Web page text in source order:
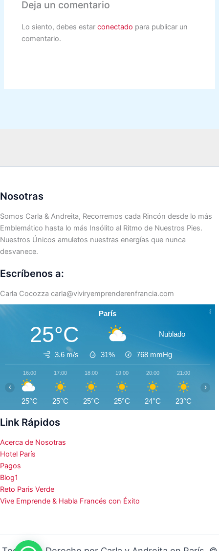
Deja un comentario
Lo siento, debes estarconectado para publicar un
comentario.
Nosotras
Somos Carla & Andreita, Recorremos cada Rincón desde lo más
Emblemático hasta lo más Insólito al Ritmo de Nuestros Pies.
Nuestros Únicos amuletos nuestras energías que nunca
desvanece.
Escríbenos a:
Carla Cocozza carla@viviryemprenderenfrancia.com
París
25°C Nublado
3.6 m/s 31% 768 mmHg
16:00
25°C
17:00
25°C
18:00
25°C
19:00
25°C
20:00
24°C
21:00
23°C
‹ ›
Link Rápidos
Acerca de Nosotras
Hotel París
Pagos
Blog1
Reto Paris Verde
Vive Emprende & Habla Francés con Éxito